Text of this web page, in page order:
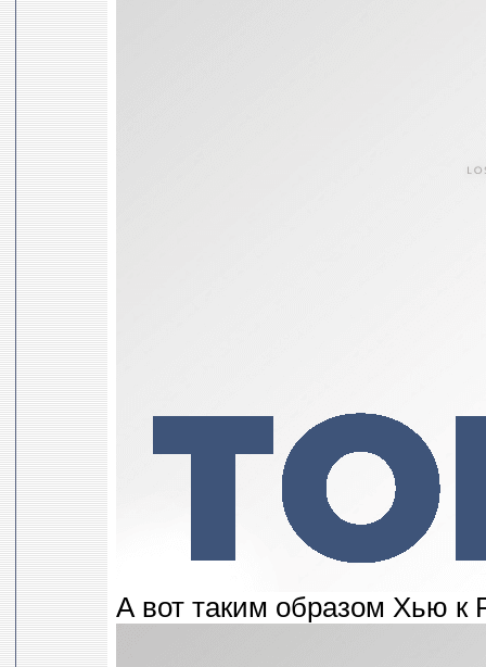
А вот таким образом Хью к